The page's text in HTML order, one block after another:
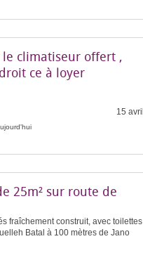
le climatiseur offert ,
ce à loyer
15 avril
25m² sur route de
fraîchement construit, avec toilettes
Batal à 100 mètres de Jano